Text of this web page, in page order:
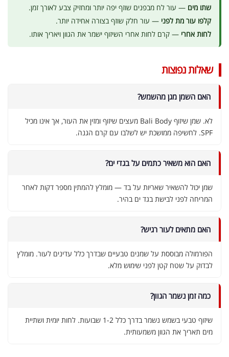
שתו מים — עור לח מבפנים שוזף יפה יותר ומחזיק צבע לאורך זמן.
קלפו עור מת לפני — עור חלק שוזף בצורה אחידה יותר.
לחות אחרי — קרם לחות אחרי השיזוף ישמר את הגוון ויאריך אותו.
שאלות נפוצות
האם השמן מגן מהשמש?
לא. שמן שיזוף Bali Body מעצים שיזוף ומזין את העור, אך אינו מכיל
SPF. לחשיפה ממושכת יש לשלבו עם קרם הגנה.
האם הוא משאיר כתמים על בגדי ים?
שמן יכול להשאיר שאריות על בד — מומלץ להמתין מספר דקות לאחר
המריחה לפני לבישת בגד ים בהיר.
האם מתאים לעור רגיש?
הפורמולה מבוססת על שמנים טבעיים שבדרך כלל עדינים לעור. מומלץ
לבדוק על שטח קטן לפני שימוש מלא.
כמה זמן נשמר הגוון?
שיזוף טבעי בשמש נשמר בדרך כלל 1-2 שבועות. לחות יומית ושתיית
מים תאריך את הגוון משמעותית.
אבקת חלבון כשרה